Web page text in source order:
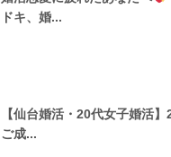
ドキ、婚...
【仙台婚活・20代女子婚活
ご成...